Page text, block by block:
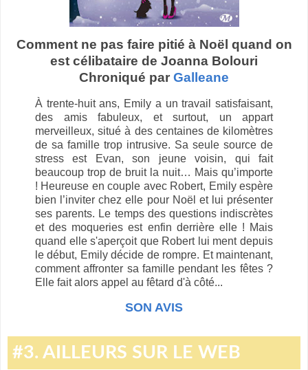
Comment ne pas faire pitié à Noël quand on
est célibataire de Joanna Bolouri
Chroniqué par Galleane
À trente-huit ans, Emily a un travail satisfaisant,
des amis fabuleux, et surtout, un appart
merveilleux, situé à des centaines de kilomètres
de sa famille trop intrusive. Sa seule source de
stress est Evan, son jeune voisin, qui fait
beaucoup trop de bruit la nuit… Mais qu’importe
! Heureuse en couple avec Robert, Emily espère
bien l’inviter chez elle pour Noël et lui présenter
ses parents. Le temps des questions indiscrètes
et des moqueries est enfin derrière elle ! Mais
quand elle s'aperçoit que Robert lui ment depuis
le début, Emily décide de rompre. Et maintenant,
comment affronter sa famille pendant les fêtes ?
Elle fait alors appel au fêtard d'à côté...
SON AVIS
#3. AILLEURS SUR LE WEB